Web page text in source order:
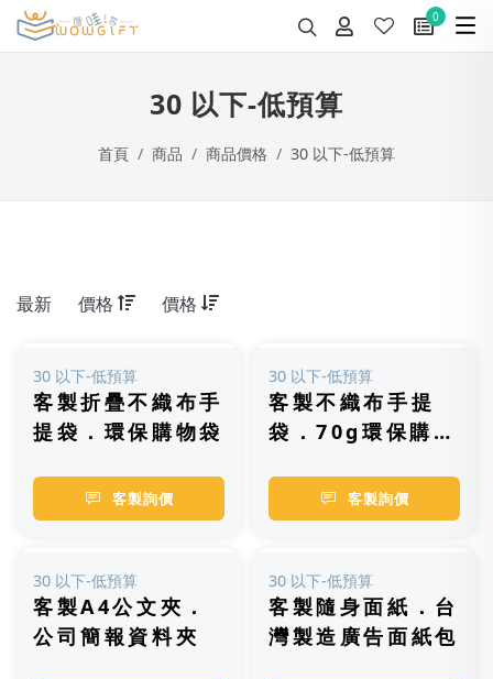
0
30 以下-低預算
首頁 商品 商品價格 30 以下-低預算
最新 價格 價格
30 以下-低預算
客製折疊不織布手
提袋．環保購物袋
客製詢價
30 以下-低預算
客製不織布手提
袋．70g環保購物
客製詢價
30 以下-低預算
客製A4公文夾．
公司簡報資料夾
30 以下-低預算
客製隨身面紙．台
灣製造廣告面紙包